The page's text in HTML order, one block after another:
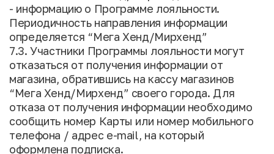
- информацию о Программе лояльности.
Периодичность направления информации
определяется “Мега Хенд/Мирхенд”
7.3. Участники Программы лояльности могут
отказаться от получения информации от
магазина, обратившись на кассу магазинов
“Мега Хенд/Мирхенд” своего города. Для
отказа от получения информации необходимо
сообщить номер Карты или номер мобильного
телефона / адрес e-mail, на который
оформлена подписка.